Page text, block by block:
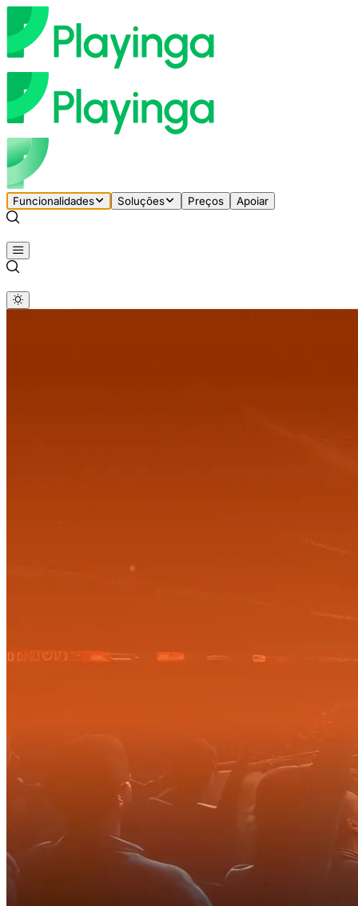
Funcionalidades Soluções Preços Apoiar